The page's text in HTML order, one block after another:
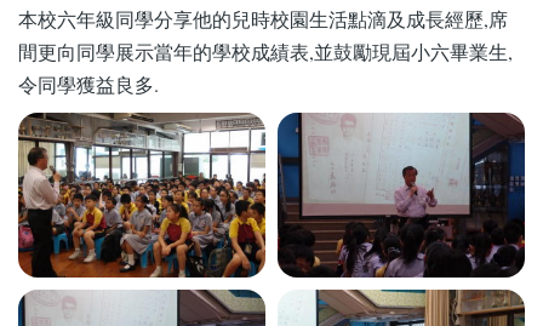
本校六年級同學分享他的兒時校園生活點滴及成長經歷,席
間更向同學展示當年的學校成績表,並鼓勵現屆小六畢業生,
令同學獲益良多.